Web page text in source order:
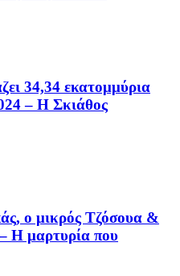
34,34 εκατομμύρια
– Η Σκιάθος
ο μικρός Τζόσουα &
Η μαρτυρία που